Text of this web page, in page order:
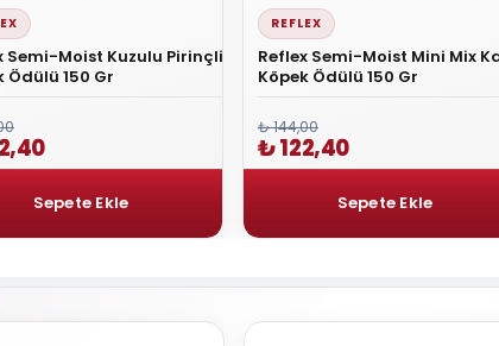
Semi-Moist Kuzulu Pirinçli
Ödülü 150 Gr
REFLEX
Reflex Semi-Moist Mini Mix
Köpek Ödülü 150 Gr
₺ 144,00
₺ 122,40